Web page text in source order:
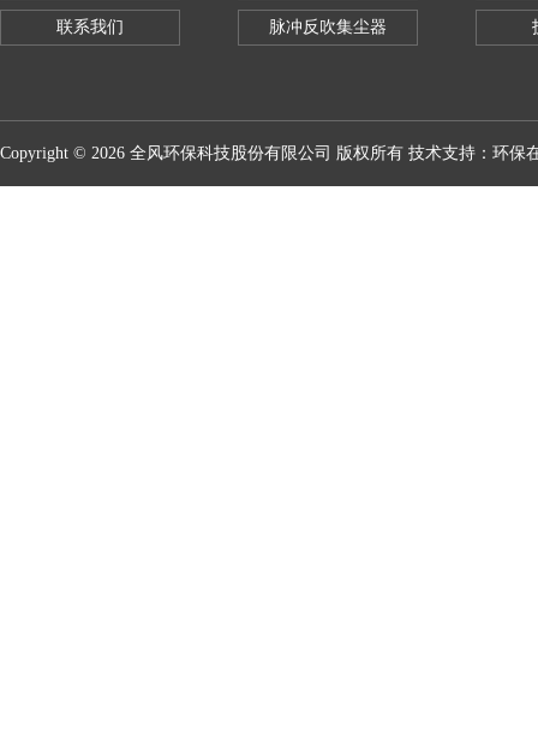
联系我们 脉冲反吹集尘器
Copyright © 2026 全风环保科技股份有限公司 版权所有 技术支持： 环保